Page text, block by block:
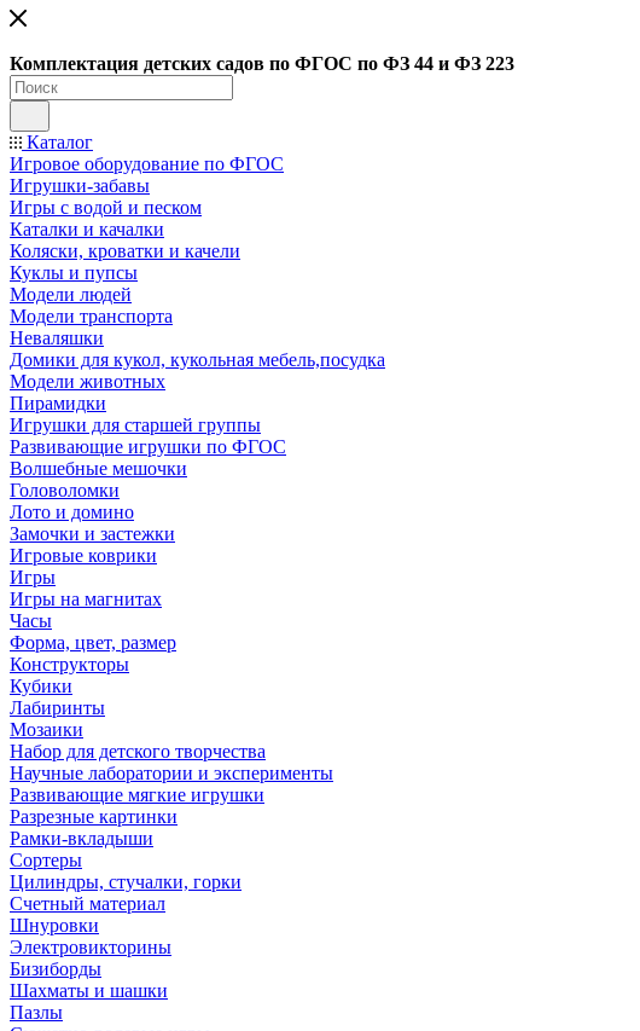
Комплектация детских садов по ФГОC по ФЗ 44 и ФЗ 223
Каталог
Игровое оборудование по ФГОС
Игрушки-забавы
Игры с водой и песком
Каталки и качалки
Коляски, кроватки и качели
Куклы и пупсы
Модели людей
Модели транспорта
Неваляшки
Домики для кукол, кукольная мебель,посудка
Модели животных
Пирамидки
Игрушки для старшей группы
Развивающие игрушки по ФГОС
Волшебные мешочки
Головоломки
Лото и домино
Замочки и застежки
Игровые коврики
Игры
Игры на магнитах
Часы
Форма, цвет, размер
Конструкторы
Кубики
Лабиринты
Мозаики
Набор для детского творчества
Научные лаборатории и эксперименты
Развивающие мягкие игрушки
Разрезные картинки
Рамки-вкладыши
Сортеры
Цилиндры, стучалки, горки
Счетный материал
Шнуровки
Электровикторины
Бизиборды
Шахматы и шашки
Пазлы